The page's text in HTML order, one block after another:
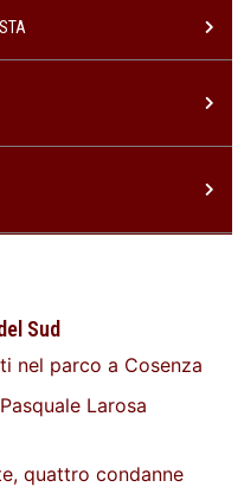
Sud
nel parco a Cosenza
Larosa
quattro condanne